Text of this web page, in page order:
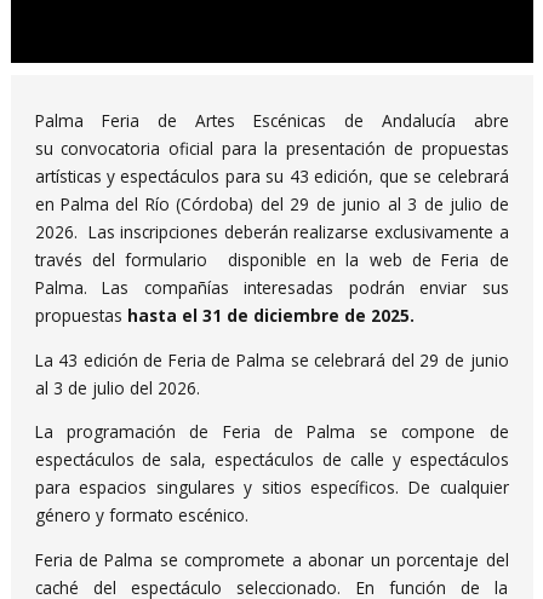
Palma Feria de Artes Escénicas de Andalucía abre
su convocatoria oficial para la presentación de propuestas
artísticas y espectáculos para su 43 edición, que se celebrará
en Palma del Río (Córdoba) del 29 de junio al 3 de julio de
2026. Las inscripciones deberán realizarse exclusivamente a
través del formulario disponible en la web de Feria de
Palma. Las compañías interesadas podrán enviar sus
propuestas hasta el 31 de diciembre de 2025.
La 43 edición de Feria de Palma se celebrará del 29 de junio
al 3 de julio del 2026.
La programación de Feria de Palma se compone de
espectáculos de sala, espectáculos de calle y espectáculos
para espacios singulares y sitios específicos. De cualquier
género y formato escénico.
Feria de Palma se compromete a abonar un porcentaje del
caché del espectáculo seleccionado. En función de la